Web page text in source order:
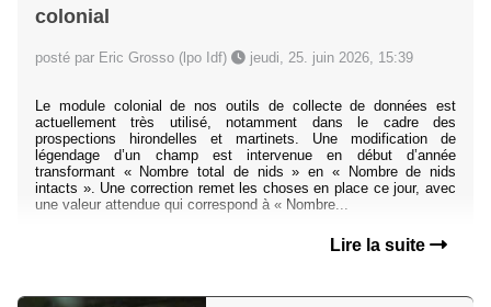
colonial
posté par Eric Grosso (lpo Idf) jeudi, 25. juin 2026, 15:39
Le module colonial de nos outils de collecte de données est
actuellement très utilisé, notamment dans le cadre des
prospections hirondelles et martinets. Une modification de
légendage d’un champ est intervenue en début d’année
transformant « Nombre total de nids » en « Nombre de nids
intacts ». Une correction remet les choses en place ce jour, avec
une valeur attendue qui correspond à « Nombre...
Lire la suite